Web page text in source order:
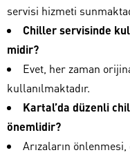
servisi hizmeti
Chiller servisinde
midir?
Evet, her zaman
kullanılmaktadır.
Kartal’da düzenli
önemlidir?
Arızaların